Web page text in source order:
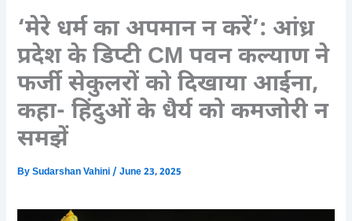
‘मेरे धर्म का अपमान न करें’: आंध्र
प्रदेश के डिप्टी CM पवन कल्याण ने
फर्जी सेकुलरों को दिखाया आईना,
कहा- हिंदुओं के धैर्य को कमजोरी न
समझें
BySudarshan Vahini/June 23, 2025